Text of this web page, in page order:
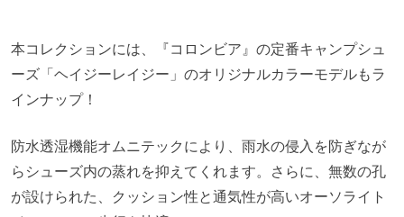
本コレクションには、『コロンビア』の定番キャンプシュ
ーズ「ヘイジーレイジー」のオリジナルカラーモデルもラ
インナップ！
防水透湿機能オムニテックにより、雨水の侵入を防ぎなが
らシューズ内の蒸れを抑えてくれます。さらに、無数の孔
が設けられた、クッション性と通気性が高いオーソライト